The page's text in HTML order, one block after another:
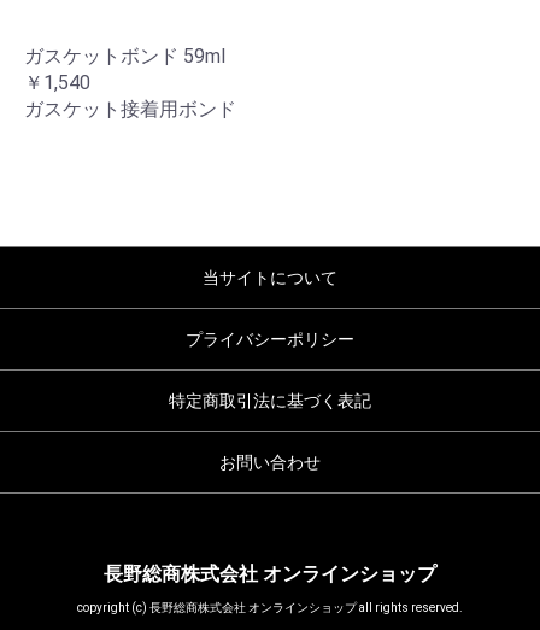
ガスケットボンド 59ml
￥1,540
ガスケット接着用ボンド
当サイトについて
プライバシーポリシー
特定商取引法に基づく表記
お問い合わせ
長野総商株式会社 オンラインショップ
copyright (c) 長野総商株式会社 オンラインショップ all rights reserved.